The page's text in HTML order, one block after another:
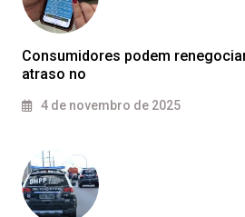
Consumidores podem
atraso no
4 de novembro de 2025